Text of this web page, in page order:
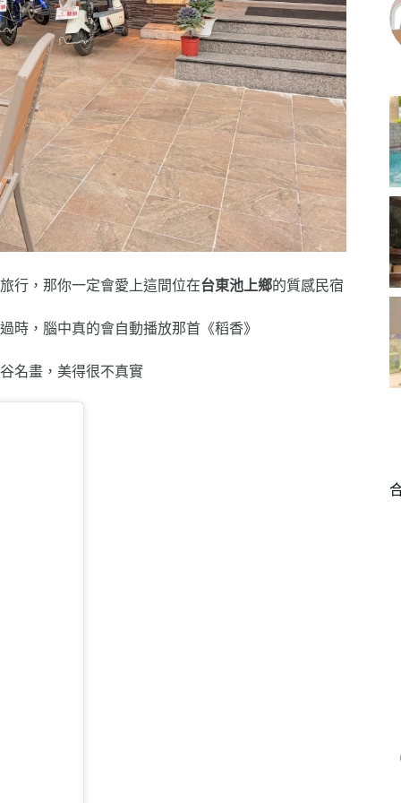
行，那你一定會愛上這間位在台東池上鄉的質感民宿
時，腦中真的會自動播放那首《稻香》
名畫，美得很不真實